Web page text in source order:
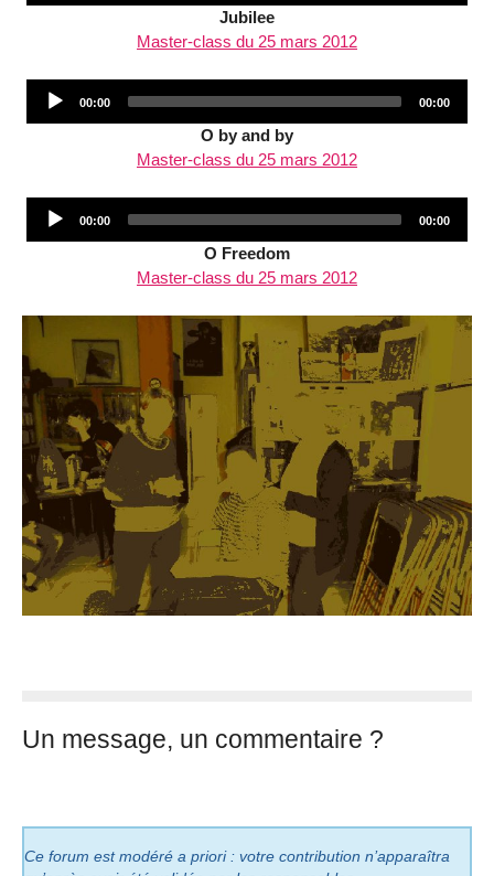
Jubilee
Master-class du 25 mars 2012
Current
00:00
Total
00:00
O by and by
Master-class du 25 mars 2012
Current
00:00
Total
00:00
O Freedom
Master-class du 25 mars 2012
Un message, un commentaire ?
Ce forum est modéré a priori : votre contribution n’apparaîtra